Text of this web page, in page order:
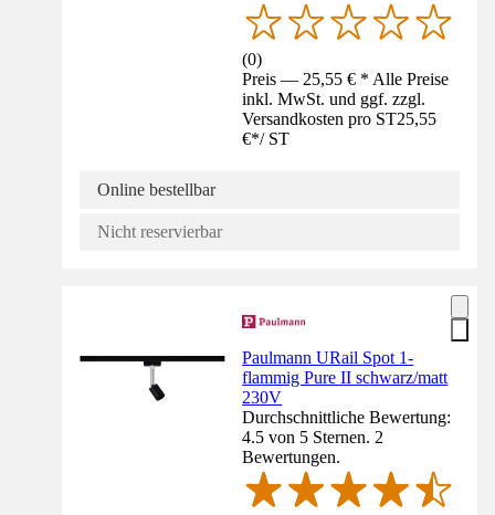
(0)
Preis — 25,55 € * Alle Preise
inkl. MwSt. und ggf. zzgl.
Versandkosten pro ST25,55
€*/ ST
Online bestellbar
Nicht reservierbar
Paulmann URail Spot 1-
flammig Pure II schwarz/matt
230V
Durchschnittliche Bewertung:
4.5 von 5 Sternen. 2
Bewertungen.